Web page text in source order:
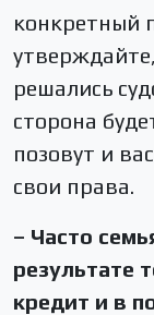
конкретный
решались
сторона
позовут и
свои права.
– Часто
результате
кредит и в